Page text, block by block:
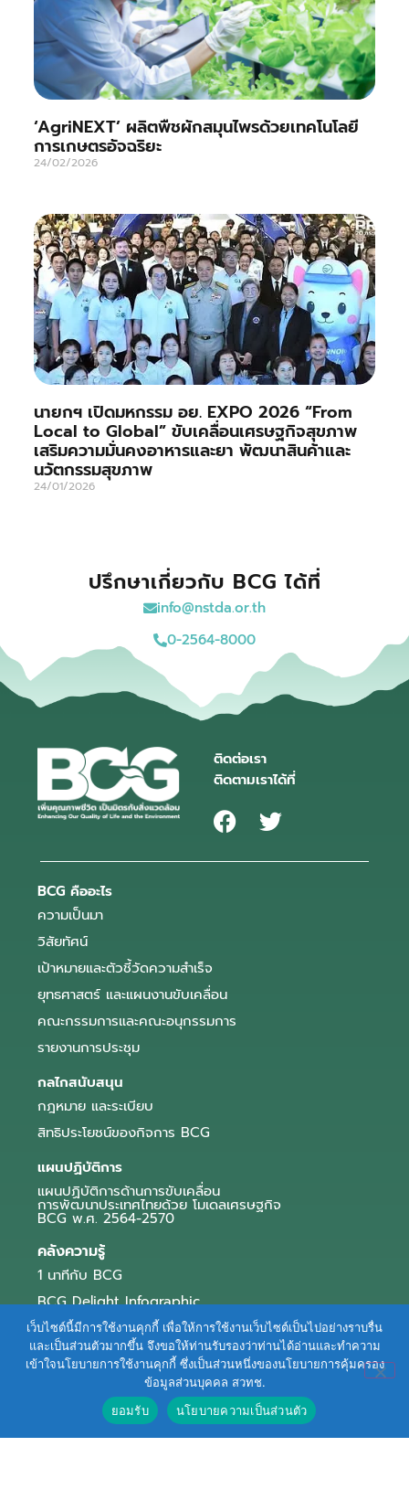
‘AgriNEXT’ ผลิตพืชผักสมุนไพรด้วยเทคโนโลยี
การเกษตรอัจฉริยะ
24/02/2026
นายกฯ เปิดมหกรรม อย. EXPO 2026 “From
Local to Global” ขับเคลื่อนเศรษฐกิจสุขภาพ
เสริมความมั่นคงอาหารและยา พัฒนาสินค้าและ
นวัตกรรมสุขภาพ
24/01/2026
ปรึกษาเกี่ยวกับ BCG ได้ที่
info@nstda.or.th
0-2564-8000
ติดต่อเรา
ติดตามเราได้ที่
BCG คืออะไร
ความเป็นมา
วิสัยทัศน์
เป้าหมายและตัวชี้วัดความสำเร็จ
ยุทธศาสตร์ และแผนงานขับเคลื่อน
คณะกรรมการและคณะอนุกรรมการ
รายงานการประชุม
กลไกสนับสนุน
กฎหมาย และระเบียบ
สิทธิประโยชน์ของกิจการ BCG
แผนปฏิบัติการ
แผนปฏิบัติการด้านการขับเคลื่อน
การพัฒนาประเทศไทยด้วย โมเดลเศรษฐกิจ
BCG พ.ศ. 2564-2570
คลังความรู้
1 นาทีกับ BCG
BCG Delight Infographic
สื่อประชาสัมพันธ์
e-Book Series
ตัวอย่างธุรกิจ BCG
ข่าวและบทความ
เว็บไซต์นี้มีการใช้งานคุกกี้ เพื่อให้การใช้งานเว็บไซต์เป็นไปอย่างราบรื่น
และเป็นส่วนตัวมากขึ้น จึงขอให้ท่านรับรองว่าท่านได้อ่านและทำความ
เข้าใจนโยบายการใช้งานคุกกี้ ซึ่งเป็นส่วนหนึ่งของนโยบายการคุ้มครอง
ข้อมูลส่วนบุคคล สวทช.
ยอมรับ
นโยบายความเป็นส่วนตัว